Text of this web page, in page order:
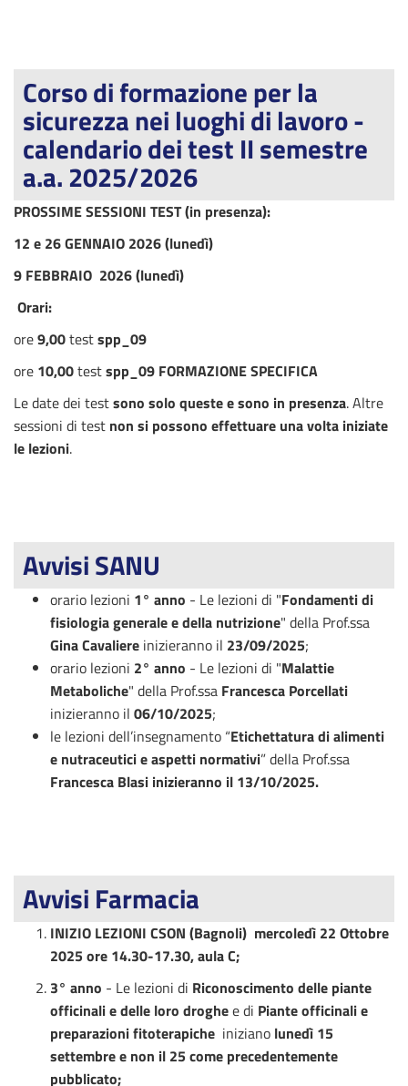
Corso di formazione per la
sicurezza nei luoghi di lavoro -
calendario dei test II semestre
a.a. 2025/2026
PROSSIME SESSIONI TEST (in presenza):
12 e 26 GENNAIO 2026 (lunedì)
9 FEBBRAIO 2026 (lunedì)
Orari:
ore9,00testspp_09
ore 10,00testspp_09 FORMAZIONE SPECIFICA
Le date dei testsono solo queste esono in presenza. Altre
sessioni di test non si possono effettuare una volta iniziate
le lezioni.
Avvisi SANU
orario lezioni 1° anno - Le lezioni di "Fondamenti di
fisiologia generale e della nutrizione" della Prof.ssa
Gina Cavaliere inizieranno il 23/09/2025;
orario lezioni 2° anno - Le lezioni di "Malattie
Metaboliche" della Prof.ssa Francesca Porcellati
inizieranno il 06/10/2025;
le lezioni dell’insegnamento “Etichettatura di alimenti
e nutraceutici e aspetti normativi” della Prof.ssa
Francesca Blasi inizieranno il 13/10/2025.
Avvisi Farmacia
INIZIO LEZIONI CSON (Bagnoli) mercoledì 22 Ottobre
2025 ore 14.30-17.30, aula C;
3° anno - Le lezioni di Riconoscimento delle piante
officinali e delle loro droghee di Piante officinali e
preparazioni fitoterapiche iniziano lunedì 15
settembre e non il 25 come precedentemente
pubblicato;